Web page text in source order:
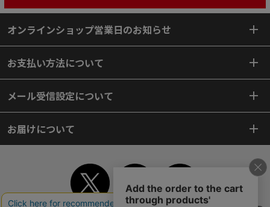
オンラインショップ営業日のお知らせ
お支払い方法について
メール受信設定について
お届けについて